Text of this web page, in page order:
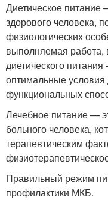
Диетическое питание
здорового человека,
физиологических
выполняемая работа,
диетического
оптимальные
функциональных
Лечебное питание —
больного человека,
терапевтическим
Правильный режим
профилактики МКБ.